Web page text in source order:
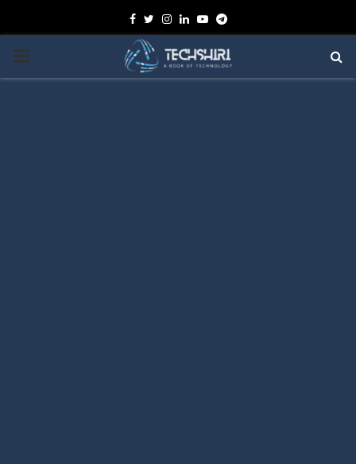
Facebook
TwitterInstagram
Linkedin
YoutubeTelegram
PRIMARY